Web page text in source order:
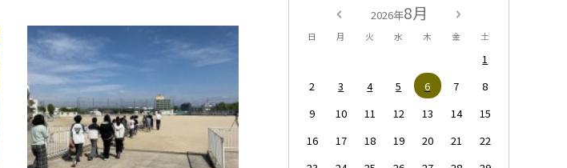
2026年8月
日 月 火 水 木 金 土
1
2
3 4 5 6 7
8
9
10 11 12 13 14
15
16
17 18 19 20 21
22